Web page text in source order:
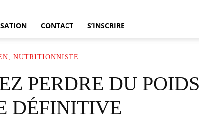
CONTACT S’INSCRIRE
NUTRITIONNISTE
PERDRE DU POIDS
DÉFINITIVE